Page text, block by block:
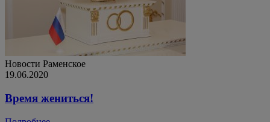
Новости Раменское
19.06.2020
Время жениться!